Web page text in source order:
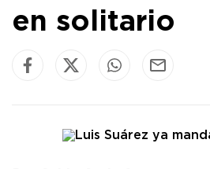
en solitario